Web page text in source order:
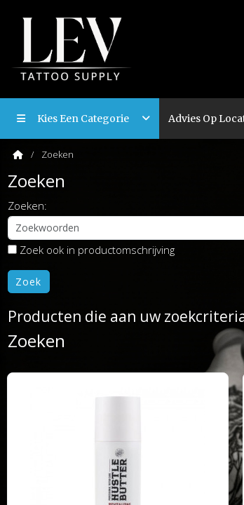
Kies Een Categorie Advies Op
Zoeken
Zoeken
Zoeken:
Zoek ook in productomschrijving
Producten die aan uw
Zoeken